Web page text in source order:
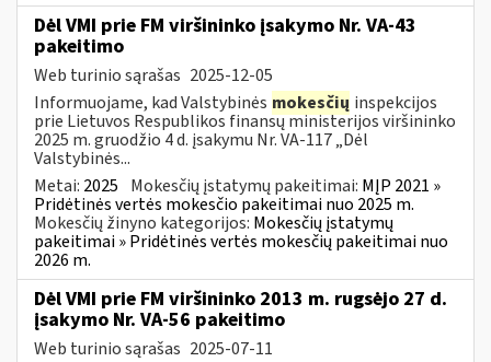
Dėl VMI prie FM viršininko įsakymo Nr. VA-43
pakeitimo
Web turinio sąrašas 2025-12-05
Informuojame, kad Valstybinės mokesčių inspekcijos
prie Lietuvos Respublikos finansų ministerijos viršininko
2025 m. gruodžio 4 d. įsakymu Nr. VA-117 „Dėl
Valstybinės...
Metai: 2025 Mokesčių įstatymų pakeitimai: MĮP 2021 »
Pridėtinės vertės mokesčio pakeitimai nuo 2025 m.
Mokesčių žinyno kategorijos: Mokesčių įstatymų
pakeitimai » Pridėtinės vertės mokesčių pakeitimai nuo
2026 m.
Dėl VMI prie FM viršininko 2013 m. rugsėjo 27 d.
įsakymo Nr. VA-56 pakeitimo
Web turinio sąrašas 2025-07-11